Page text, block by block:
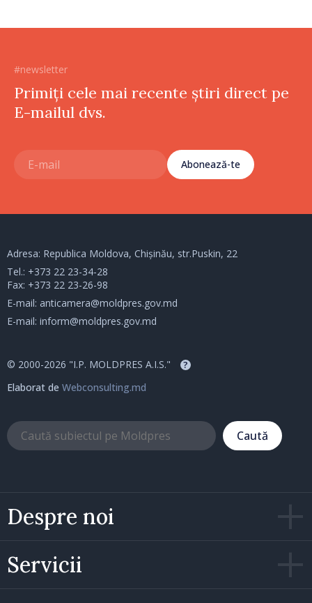
#newsletter
Primiți cele mai recente știri direct pe
E-mailul dvs.
Abonează-te
Despre noi
Servicii
Adresa: Republica Moldova, Chișinău, str.Puskin, 22
Tel.: +373 22 23-34-28
Fax: +373 22 23-26-98
E-mail: anticamera@moldpres.gov.md
E-mail: inform@moldpres.gov.md
© 2000-2026 "I.P. MOLDPRES A.I.S." ?
Elaborat de Webconsulting.md
Caută